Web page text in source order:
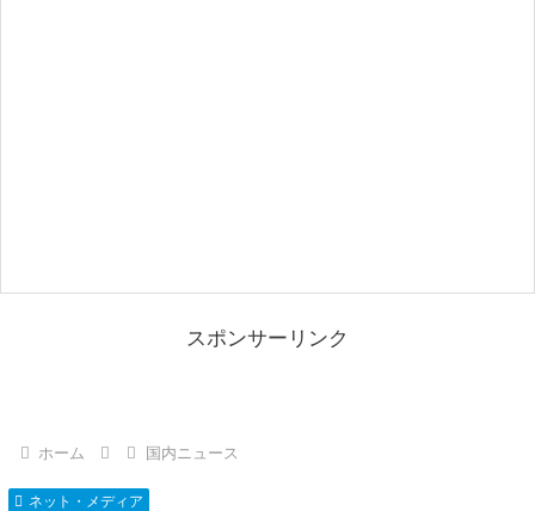
スポンサーリンク
ホーム 国内ニュース
ネット・メディア